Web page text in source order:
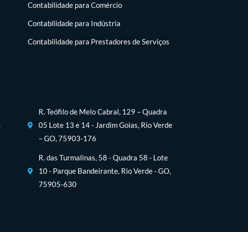
Contabilidade para Comércio
Contabilidade para Indústria
Contabilidade para Prestadores de Serviços
R. Teófilo de Melo Cabral, 129 – Quadra
05 Lote 13 e 14 - Jardim Goias, Rio Verde
– GO, 75903-176
R. das Turmalinas, 58 - Quadra 58 - Lote
10 - Parque Bandeirante, Rio Verde - GO,
75905-630